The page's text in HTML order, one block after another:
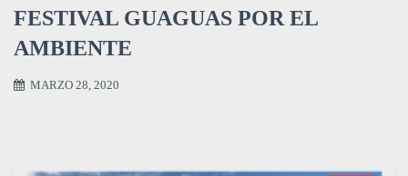
FESTIVAL GUAGUAS POR EL
AMBIENTE
MARZO 28, 2020